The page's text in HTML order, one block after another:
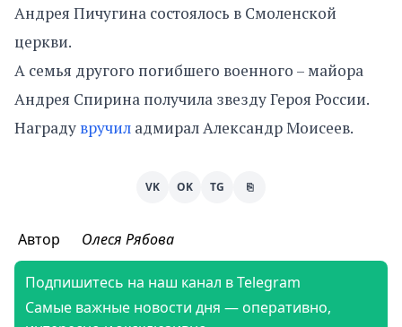
Андрея Пичугина состоялось в Смоленской
церкви.
А семья другого погибшего военного – майора
Андрея Спирина получила звезду Героя России.
Награду вручил адмирал Александр Моисеев.
VK OK TG ⎘
Автор Олеся Рябова
Подпишитесь на наш канал в Telegram
Самые важные новости дня — оперативно,